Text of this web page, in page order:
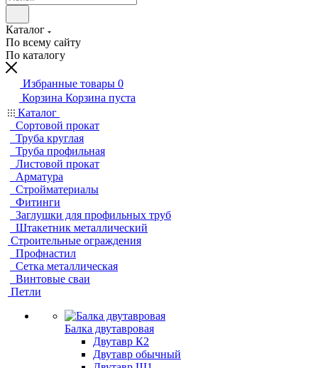
Каталог
По всему сайту
По каталогу
Избранные товары 0
Корзина Корзина пуста
Каталог
Сортовой прокат
Труба круглая
Труба профильная
Листовой прокат
Арматура
Стройматериалы
Фитинги
Заглушки для профильных труб
Штакетник металлический
Строительные ограждения
Профнастил
Сетка металлическая
Винтовые сваи
Петли
Балка двутавровая
Двутавр К2
Двутавр обычный